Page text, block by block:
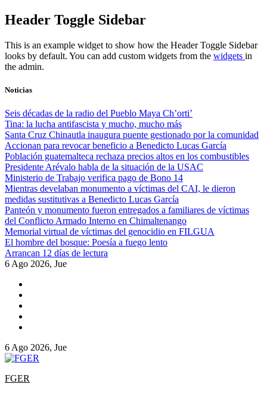
Skip
to
Header Toggle Sidebar
This is an example widget to show how the Header Toggle Sidebar
looks by default. You can add custom widgets from the widgets in
the admin.
Noticias
Seis décadas de la radio del Pueblo Maya Ch’orti’
Tina: la lucha antifascista y mucho, mucho más
Santa Cruz Chinautla inaugura puente gestionado por la comunidad
Accionan para revocar beneficio a Benedicto Lucas García
Población guatemalteca rechaza precios altos en los combustibles
Presidente Arévalo habla de la situación de la USAC
Ministerio de Trabajo verifica pago de Bono 14
Mientras develaban monumento a víctimas del CAI, le dieron
medidas sustitutivas a Benedicto Lucas García
Panteón y monumento fueron entregados a familiares de víctimas
del Conflicto Armado Interno en Chimaltenango
Memorial virtual de víctimas del genocidio en FILGUA
El hombre del bosque: Poesía a fuego lento
Arrancan 12 días de lectura
6 Ago 2026, Jue
6 Ago 2026, Jue
FGER